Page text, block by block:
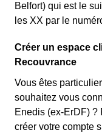
Belfort) qui est le
les XX par le
Créer un espace
Recouvrance
Vous êtes
souhaitez vous
Enedis (ex-ErDF) ?
créer votre compte